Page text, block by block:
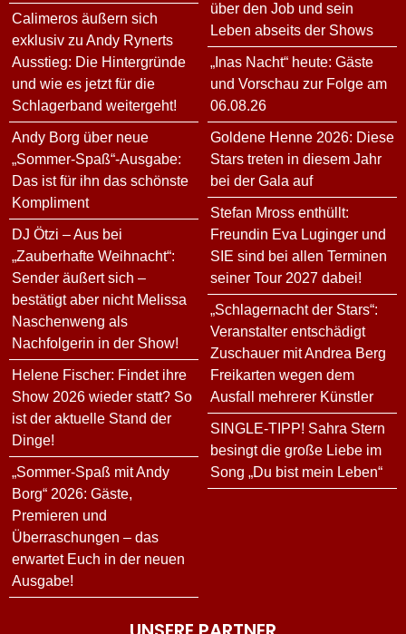
Calimeros äußern sich
exklusiv zu Andy Rynerts
Ausstieg: Die Hintergründe
und wie es jetzt für die
Schlagerband weitergeht!
Andy Borg über neue
„Sommer-Spaß“-Ausgabe:
Das ist für ihn das schönste
Kompliment
DJ Ötzi – Aus bei
„Zauberhafte Weihnacht“:
Sender äußert sich –
bestätigt aber nicht Melissa
Naschenweng als
Nachfolgerin in der Show!
Helene Fischer: Findet ihre
Show 2026 wieder statt? So
ist der aktuelle Stand der
Dinge!
„Sommer-Spaß mit Andy
Borg“ 2026: Gäste,
Premieren und
Überraschungen – das
erwartet Euch in der neuen
Ausgabe!
über den Job und sein
Leben abseits der Shows
„Inas Nacht“ heute: Gäste
und Vorschau zur Folge am
06.08.26
Goldene Henne 2026: Diese
Stars treten in diesem Jahr
bei der Gala auf
Stefan Mross enthüllt:
Freundin Eva Luginger und
SIE sind bei allen Terminen
seiner Tour 2027 dabei!
„Schlagernacht der Stars“:
Veranstalter entschädigt
Zuschauer mit Andrea Berg
Freikarten wegen dem
Ausfall mehrerer Künstler
SINGLE-TIPP! Sahra Stern
besingt die große Liebe im
Song „Du bist mein Leben“